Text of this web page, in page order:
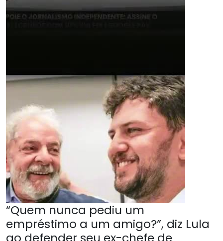
“Quem nunca pediu um
empréstimo a um amigo?”, diz Lula
ao defender seu ex-chefe de